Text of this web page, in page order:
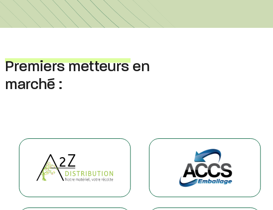
Premiers metteurs en
marché :